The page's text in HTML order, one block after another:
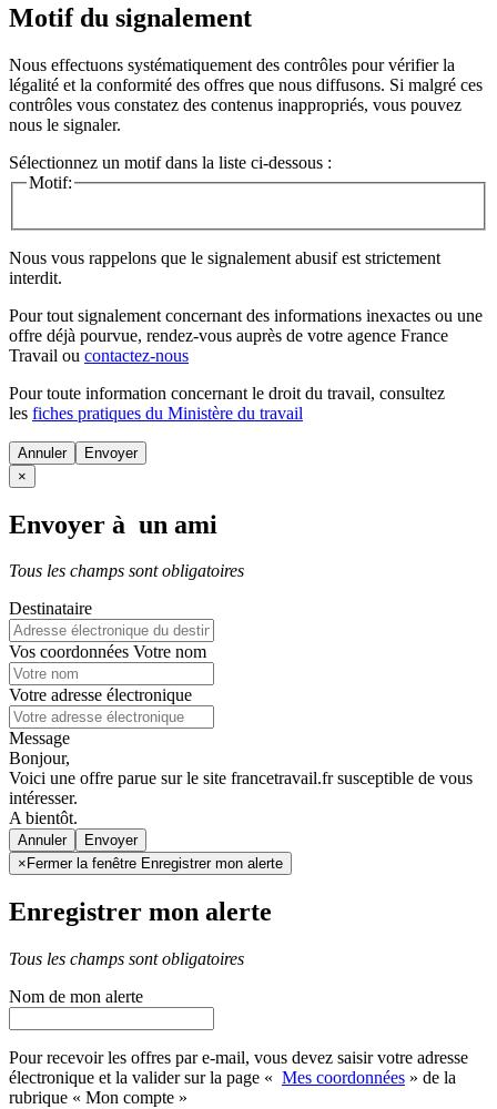
Motif du signalement
Nous effectuons systématiquement des contrôles pour vérifier la
légalité et la conformité des offres que nous diffusons. Si malgré ces
contrôles vous constatez des contenus inappropriés, vous pouvez
nous le signaler.
Sélectionnez un motif dans la liste ci-dessous :
Motif:
Nous vous rappelons que le signalement abusif est strictement
interdit.
Pour tout signalement concernant des informations inexactes ou une
offre déjà pourvue, rendez-vous auprès de votre agence France
Travail ou contactez-nous
Pour toute information concernant le droit du travail, consultez
les fiches pratiques du Ministère du travail
Annuler
×
Envoyer à un ami
Tous les champs sont obligatoires
Destinataire
Vos coordonnées Votre nom
Votre adresse électronique
Message
Bonjour,
Voici une offre parue sur le site francetravail.fr susceptible de vous
intéresser.
A bientôt.
Annuler
× Fermer la fenêtre Enregistrer mon alerte
Enregistrer mon alerte
Tous les champs sont obligatoires
Nom de mon alerte
Pour recevoir les offres par e-mail, vous devez saisir votre adresse
électronique et la valider sur la page « Mes coordonnées » de la
rubrique « Mon compte »